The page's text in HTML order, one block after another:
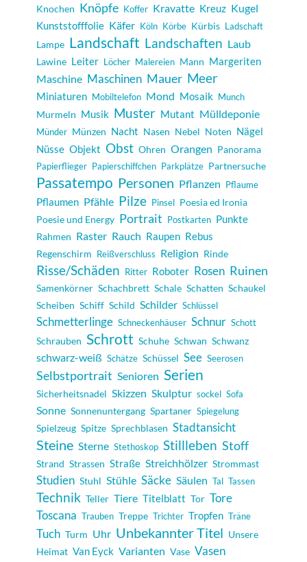
Knochen Knöpfe Koffer Kravatte Kreuz Kugel
Kunststofffolie Käfer Köln Körbe Kürbis Ladschaft
Lampe Landschaft Landschaften Laub
Lawine Leiter Löcher Malereien Mann Margeriten
Maschine Maschinen Mauer Meer
Miniaturen Mobiltelefon Mond Mosaik Munch
Murmeln Musik Muster Mutant Mülldeponie
Münder Münzen Nacht Nasen Nebel Noten Nägel
Nüsse Objekt Obst Ohren Orangen Panorama
Papierflieger Papierschiffchen Parkplätze Partnersuche
Passatempo Personen Pflanzen Pflaume
Pflaumen Pfähle Pilze Pinsel Poesia ed Ironia
Poesie und Energy Portrait Postkarten Punkte
Rahmen Raster Rauch Raupen Rebus
Regenschirm Reißverschluss Religion Rinde
Risse/Schäden Ritter Roboter Rosen Ruinen
Samenkörner Schachbrett Schale Schatten Schaukel
Scheiben Schiff Schild Schilder Schlüssel
Schmetterlinge Schneckenhäuser Schnur Schott
Schrauben Schrott Schuhe Schwan Schwanz
schwarz-weiß Schätze Schüssel See Seerosen
Selbstportrait Senioren Serien
Sicherheitsnadel Skizzen Skulptur sockel Sofa
Sonne Sonnenuntergang Spartaner Spiegelung
Spielzeug Spitze Sprechblasen Stadtansicht
Steine Sterne Stethoskop Stillleben Stoff
Strand Strassen Straße Streichhölzer Strommast
Studien Stuhl Stühle Säcke Säulen Tal Tassen
Technik Teller Tiere Titelblatt Tor Tore
Toscana Trauben Treppe Trichter Tropfen Träne
Tuch Turm Uhr Unbekannter Titel Unsere
Heimat Van Eyck Varianten Vase Vasen